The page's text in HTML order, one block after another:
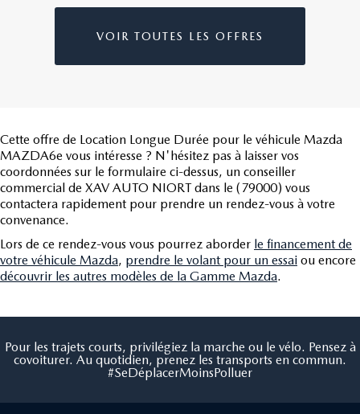
VOIR TOUTES LES OFFRES
Cette offre de Location Longue Durée pour le véhicule Mazda
MAZDA6e vous intéresse ? N'hésitez pas à laisser vos
coordonnées sur le formulaire ci-dessus, un conseiller
commercial de XAV AUTO NIORT dans le (79000) vous
contactera rapidement pour prendre un rendez-vous à votre
convenance.
Lors de ce rendez-vous vous pourrez aborder le financement de
votre véhicule Mazda, prendre le volant pour un essai ou encore
découvrir les autres modèles de la Gamme Mazda.
Pour les trajets courts, privilégiez la marche ou le vélo. Pensez à
covoiturer. Au quotidien, prenez les transports en commun.
#SeDéplacerMoinsPolluer